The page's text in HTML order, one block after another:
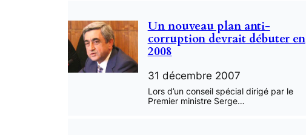
Un nouveau plan anti-
corruption devrait débuter en
2008
31 décembre 2007
Lors d’un conseil spécial dirigé par le
Premier ministre Serge…